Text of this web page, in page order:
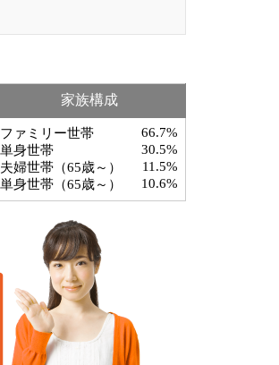
家族構成
ファミリー世帯
66.7%
単身世帯
30.5%
夫婦世帯（65歳～）
11.5%
単身世帯（65歳～）
10.6%